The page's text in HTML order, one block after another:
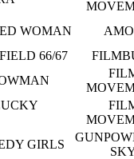
WOMAN
66/67
GIRLS